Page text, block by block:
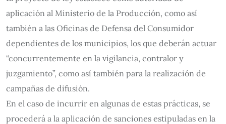
aplicación al Ministerio de la Producción, como así
también a las Oficinas de Defensa del Consumidor
dependientes de los municipios, los que deberán actuar
“concurrentemente en la vigilancia, contralor y
juzgamiento”, como así también para la realización de
campañas de difusión.
En el caso de incurrir en algunas de estas prácticas, se
procederá a la aplicación de sanciones estipuladas en la